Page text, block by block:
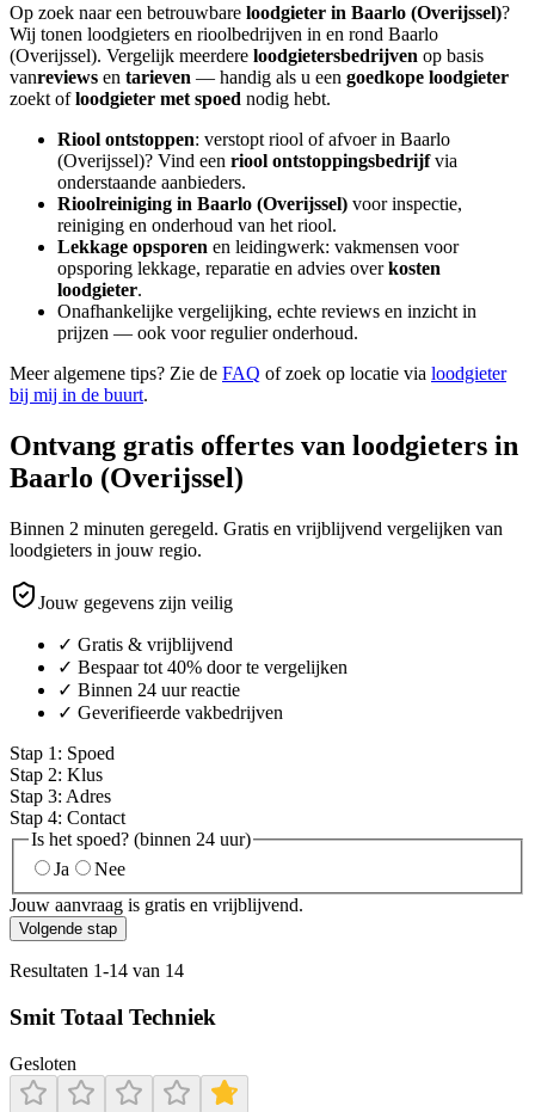
Op zoek naar een betrouwbare loodgieter in Baarlo (Overijssel)?
Wij tonen loodgieters en rioolbedrijven in en rond Baarlo
(Overijssel). Vergelijk meerdere loodgietersbedrijven op basis
vanreviews en tarieven — handig als u een goedkope loodgieter
zoekt ofloodgieter met spoed nodig hebt.
Riool ontstoppen: verstopt riool of afvoer in Baarlo
(Overijssel)? Vind een riool ontstoppingsbedrijfvia
onderstaande aanbieders.
Rioolreiniging in Baarlo (Overijssel) voor inspectie,
reiniging en onderhoud van het riool.
Lekkage opsporen en leidingwerk: vakmensen voor
opsporing lekkage, reparatie en advies overkosten
loodgieter.
Onafhankelijke vergelijking, echte reviews en inzicht in
prijzen — ook voor regulier onderhoud.
Meer algemene tips? Zie de FAQ of zoek op locatie via loodgieter
bij mij in de buurt.
Ontvang gratis offertes van loodgieters in
Baarlo (Overijssel)
Binnen 2 minuten geregeld. Gratis en vrijblijvend vergelijken van
loodgieters in jouw regio.
Jouw gegevens zijn veilig
✓ Gratis & vrijblijvend
✓ Bespaar tot 40% door te vergelijken
✓ Binnen 24 uur reactie
✓ Geverifieerde vakbedrijven
Stap 1 : Spoed
Stap 2: Klus
Stap 3: Adres
Stap 4: Contact
Is het spoed? (binnen 24 uur)
Ja
Nee
Jouw aanvraag is gratis en vrijblijvend.
Volgende stap
Resultaten 1-14 van 14
Smit Totaal Techniek
Gesloten